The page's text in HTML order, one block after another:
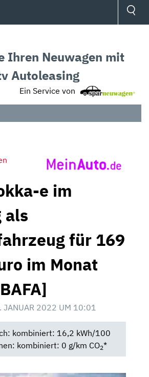
Ihren Neuwagen mit
Autoleasing
Ein Service von
e im
als
für 169
im Monat
JANUAR 2022 UM 10:01
kombiniert: 16,2 kWh/100
kombiniert: 0 g/km CO2*